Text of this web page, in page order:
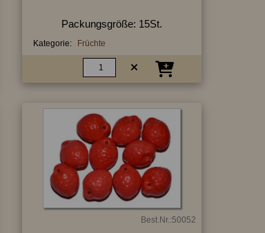
Packungsgröße: 15St.
Kategorie: Früchte
Best.Nr.:50052